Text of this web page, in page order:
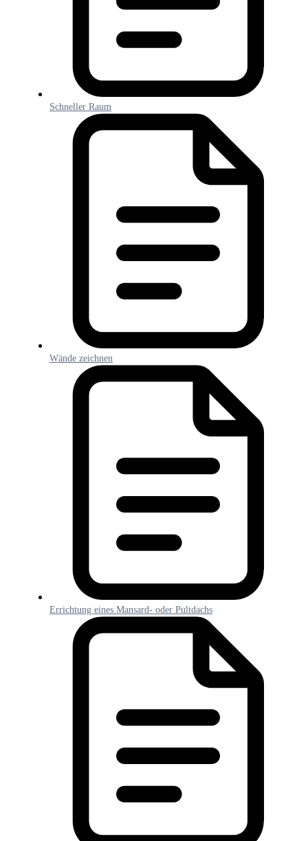
Schneller Raum
Wände zeichnen
Errichtung eines Mansard- oder Pultdachs